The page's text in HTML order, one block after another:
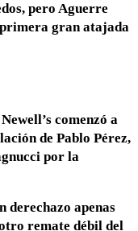
pero Aguerre
gran atajada
comenzó a
de Pablo Pérez,
por la
derechazo apenas
remate débil del